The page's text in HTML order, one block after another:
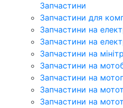
Запчастини
Запчастини для
Запчастини на
Запчастини на
Запчастини на
Запчастини на
Запчастини на
Запчастини на
Запчастини на